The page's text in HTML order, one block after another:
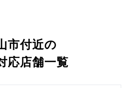
市付近の
応店舗一覧